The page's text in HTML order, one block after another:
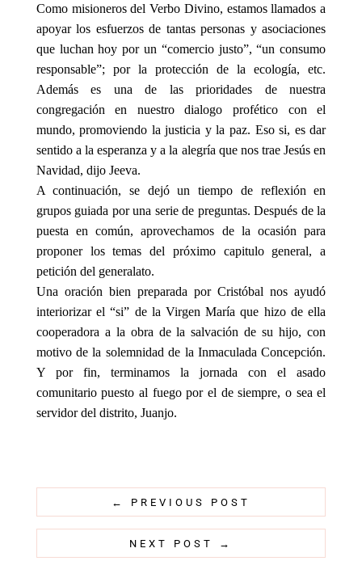
Como misioneros del Verbo Divino, estamos llamados a
apoyar los esfuerzos de tantas personas y asociaciones
que luchan hoy por un “comercio justo”, “un consumo
responsable”; por la protección de la ecología, etc.
Además es una de las prioridades de nuestra
congregación en nuestro dialogo profético con el
mundo, promoviendo la justicia y la paz. Eso si, es dar
sentido a la esperanza y a la alegría que nos trae Jesús en
Navidad, dijo Jeeva.
A continuación, se dejó un tiempo de reflexión en
grupos guiada por una serie de preguntas. Después de la
puesta en común, aprovechamos de la ocasión para
proponer los temas del próximo capitulo general, a
petición del generalato.
Una oración bien preparada por Cristóbal nos ayudó
interiorizar el “si” de la Virgen María que hizo de ella
cooperadora a la obra de la salvación de su hijo, con
motivo de la solemnidad de la Inmaculada Concepción.
Y por fin, terminamos la jornada con el asado
comunitario puesto al fuego por el de siempre, o sea el
servidor del distrito, Juanjo.
← PREVIOUS POST
NEXT POST →